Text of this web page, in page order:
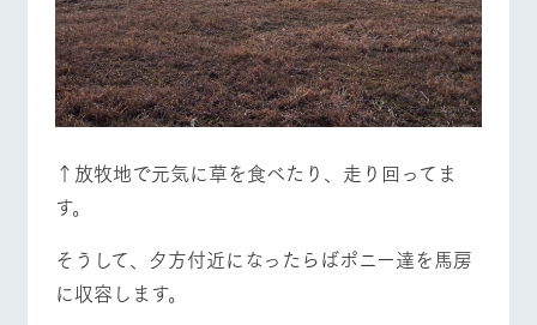
↑放牧地で元気に草を食べたり、走り回ってま
す。
そうして、夕方付近になったらばポニー達を馬房
に収容します。